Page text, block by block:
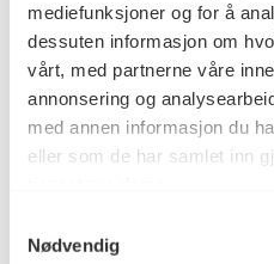
mediefunksjoner og for å
dessuten informasjon om
vårt, med partnerne våre
annonsering og
med annen informasjon du
eller som de har samlet inn
Nødvendig
Teknikk og
Silketrykk